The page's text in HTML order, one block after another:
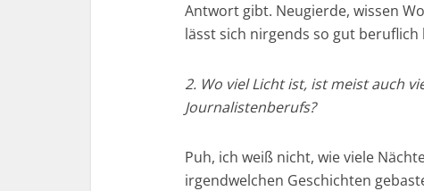
Antwort gibt. Neugierde, wissen
lässt sich nirgends so gut
2. Wo viel Licht ist, ist meist auch
Journalistenberufs?
Puh, ich weiß nicht, wie viele
irgendwelchen Geschichten